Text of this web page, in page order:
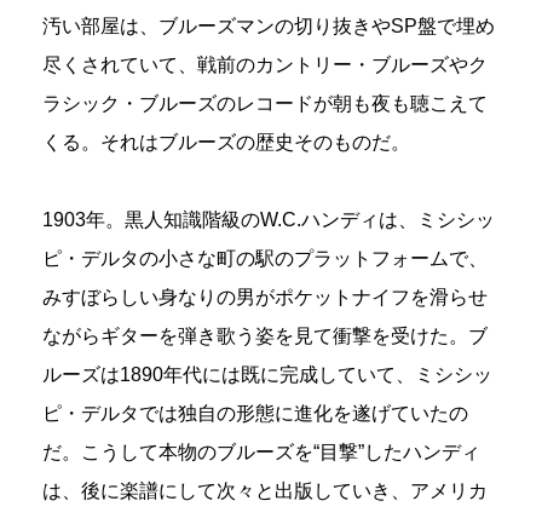
汚い部屋は、ブルーズマンの切り抜きやSP盤で埋め
尽くされていて、戦前のカントリー・ブルーズやク
ラシック・ブルーズのレコードが朝も夜も聴こえて
くる。それはブルーズの歴史そのものだ。
1903年。黒人知識階級のW.C.ハンディは、ミシシッ
ピ・デルタの小さな町の駅のプラットフォームで、
みすぼらしい身なりの男がポケットナイフを滑らせ
ながらギターを弾き歌う姿を見て衝撃を受けた。ブ
ルーズは1890年代には既に完成していて、ミシシッ
ピ・デルタでは独自の形態に進化を遂げていたの
だ。こうして本物のブルーズを“目撃”したハンディ
は、後に楽譜にして次々と出版していき、アメリカ